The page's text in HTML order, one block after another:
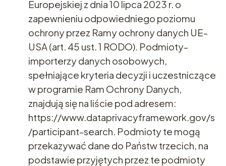
Europejskiej z dnia 10 lipca 2023 r. o
zapewnieniu odpowiedniego poziomu
ochrony przez Ramy ochrony danych UE-
USA (art. 45 ust. 1 RODO). Podmioty-
importerzy danych osobowych,
spełniające kryteria decyzji i uczestniczące
w programie Ram Ochrony Danych,
znajdują się na liście pod adresem:
https://www.dataprivacyframework.gov/s
/participant-search. Podmioty te mogą
przekazywać dane do Państw trzecich, na
podstawie przyjętych przez te podmioty